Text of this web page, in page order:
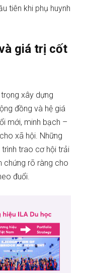
tiên khi phụ huynh
giá trị cốt
xây dựng
đồng và hệ giá
mới, minh bạch –
xã hội. Những
trao cơ hội trải
chứng rõ ràng cho
đuổi.